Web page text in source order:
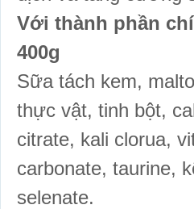
Với thành phần
400g
Sữa tách kem,
thực vật, tinh bột,
citrate, kali clorua,
carbonate, taurine,
selenate.